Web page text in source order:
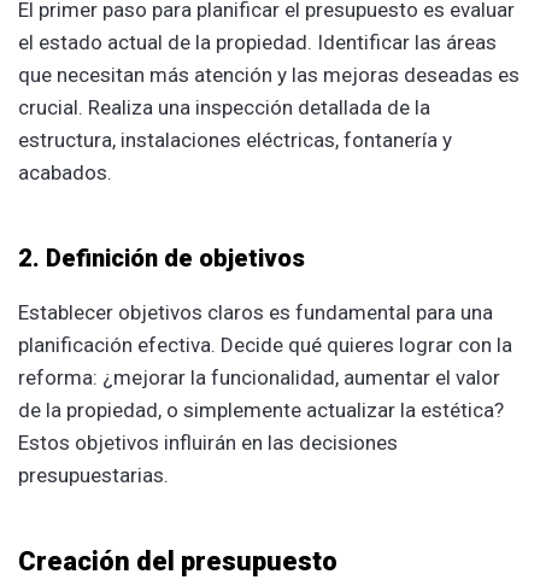
El primer paso para planificar el presupuesto es evaluar
el estado actual de la propiedad. Identificar las áreas
que necesitan más atención y las mejoras deseadas es
crucial. Realiza una inspección detallada de la
estructura, instalaciones eléctricas, fontanería y
acabados.
2. Definición de objetivos
Establecer objetivos claros es fundamental para una
planificación efectiva. Decide qué quieres lograr con la
reforma: ¿mejorar la funcionalidad, aumentar el valor
de la propiedad, o simplemente actualizar la estética?
Estos objetivos influirán en las decisiones
presupuestarias.
Creación del presupuesto